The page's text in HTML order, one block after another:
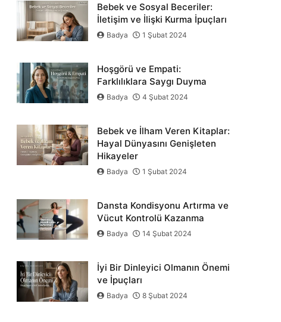
Bebek ve Sosyal Beceriler:
İletişim ve İlişki Kurma İpuçları
Badya 1 Şubat 2024
Hoşgörü ve Empati:
Farklılıklara Saygı Duyma
Badya 4 Şubat 2024
Bebek ve İlham Veren Kitaplar:
Hayal Dünyasını Genişleten
Hikayeler
Badya 1 Şubat 2024
Dansta Kondisyonu Artırma ve
Vücut Kontrolü Kazanma
Badya 14 Şubat 2024
İyi Bir Dinleyici Olmanın Önemi
ve İpuçları
Badya 8 Şubat 2024